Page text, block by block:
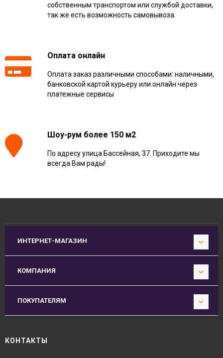
собственным транспортом или службой доставки,
так же есть возможность самовывоза.
Оплата онлайн
Оплата заказ различными способами: наличными,
банковской картой курьеру или онлайн через
платежные сервисы
Шоу-рум более 150 м2
По адресу улица Бассейная, 37. Приходите мы
всегда Вам рады!
ИНТЕРНЕТ-МАГАЗИН
КОМПАНИЯ
ПОКУПАТЕЛЯМ
КОНТАКТЫ